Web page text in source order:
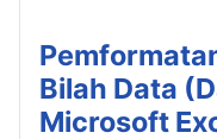
Bilah Data
Microsoft